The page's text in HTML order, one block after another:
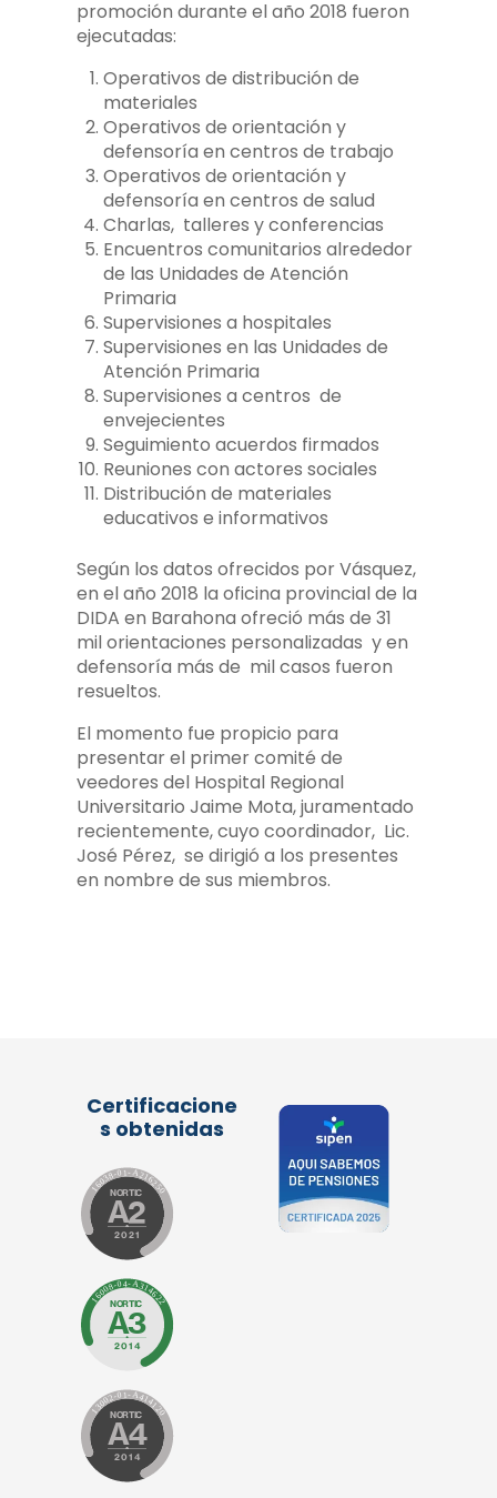
promoción durante el año 2018 fueron
ejecutadas:
Operativos de distribución de
materiales
Operativos de orientación y
defensoría en centros de trabajo
Operativos de orientación y
defensoría en centros de salud
Charlas, talleres y conferencias
Encuentros comunitarios alrededor
de las Unidades de Atención
Primaria
Supervisiones a hospitales
Supervisiones en las Unidades de
Atención Primaria
Supervisiones a centros de
envejecientes
Seguimiento acuerdos firmados
Reuniones con actores sociales
Distribución de materiales
educativos e informativos
Según los datos ofrecidos por Vásquez,
en el año 2018 la oficina provincial de la
DIDA en Barahona ofreció más de 31
mil orientaciones personalizadas y en
defensoría más de mil casos fueron
resueltos.
El momento fue propicio para
presentar el primer comité de
veedores del Hospital Regional
Universitario Jaime Mota, juramentado
recientemente, cuyo coordinador, Lic.
José Pérez, se dirigió a los presentes
en nombre de sus miembros.
Certificacione
s obtenidas